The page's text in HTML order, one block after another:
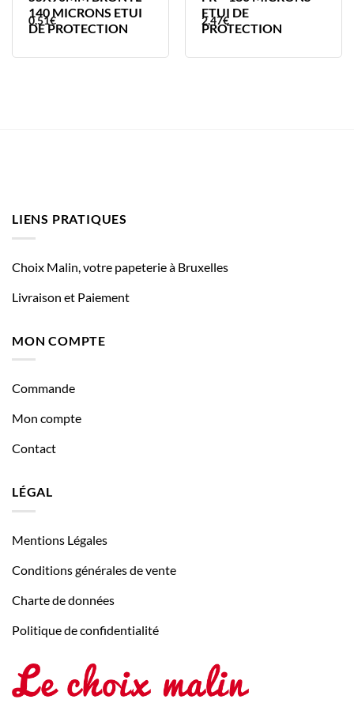
140 MICRONS ETUI
DE PROTECTION
0,51€
ETUI DE
PROTECTION
2,47€
LIENS PRATIQUES
Choix Malin, votre papeterie à Bruxelles
Livraison et Paiement
MON COMPTE
Commande
Mon compte
Contact
LÉGAL
Mentions Légales
Conditions générales de vente
Charte de données
Politique de confidentialité